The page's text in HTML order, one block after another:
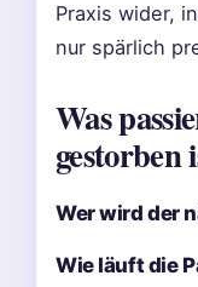
Praxis wider,
nur spärlich
Was
gestorben
Wer wird der
Wie läuft die